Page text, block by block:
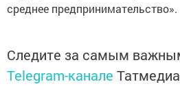
среднее предпринимательство».
Следите за самым
Telegram-канале Татмедиа